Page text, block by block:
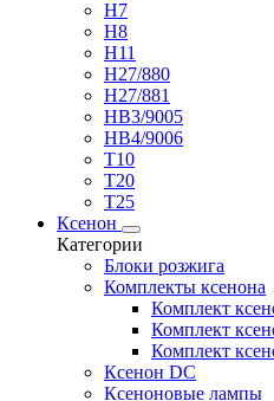
H7
H8
H11
H27/880
H27/881
HB3/9005
HB4/9006
T10
T20
T25
Ксенон
Категории
Блоки розжига
Комплекты ксенона
Комплект
Комплект
Комплект
Ксенон DC
Ксеноновые лампы